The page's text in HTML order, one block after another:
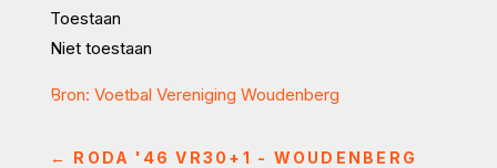
Toestaan
Niet toestaan
Bron: Voetbal Vereniging Woudenberg
← RODA '46 VR30+1 - WOUDENBERG